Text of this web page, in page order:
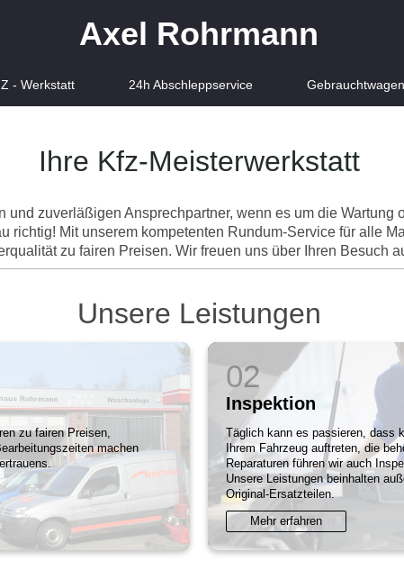
Axel Rohrmann
- Werkstatt 24h Abschleppservice Gebrauchtwagen
Ihre Kfz-Meisterwerkstatt
und zuverläßigen Ansprechpartner, wenn es um die Wartung
richtig! Mit unserem kompetenten Rundum-Service für alle
zu fairen Preisen. Wir freuen uns über Ihren Besuch
Unsere Leistungen
zu fairen Preisen,
machen
Inspektion
Täglich kann es passieren, dass
Ihrem Fahrzeug auftreten, die
Reparaturen führen wir auch
Unsere Leistungen beinhalten
Original-Ersatzteilen.
Mehr erfahren